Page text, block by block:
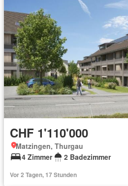
CHF 1'110'000
Matzingen, Thurgau
4 Zimmer
2 Badezimmer
Vor 2 Tagen, 17 Stunden